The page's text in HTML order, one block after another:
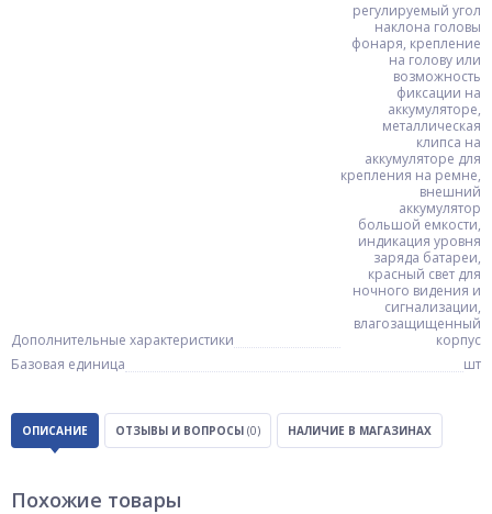
Дополнительные характеристики
регулируемый угол
наклона головы
фонаря, крепление
на голову или
возможность
фиксации на
аккумуляторе,
металлическая
клипса на
аккумуляторе для
крепления на ремне,
внешний
аккумулятор
большой емкости,
индикация уровня
заряда батареи,
красный свет для
ночного видения и
сигнализации,
влагозащищенный
корпус
Базовая единица
шт
ОПИСАНИЕ ОТЗЫВЫ И ВОПРОСЫ (0) НАЛИЧИЕ В МАГАЗИНАХ
Похожие товары